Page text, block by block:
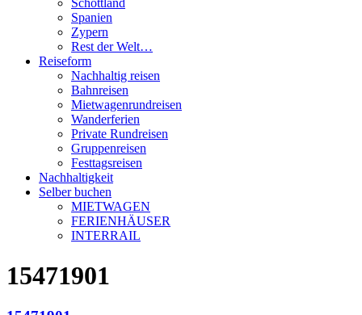
Schottland
Spanien
Zypern
Rest der Welt…
Reiseform
Nachhaltig reisen
Bahnreisen
Mietwagenrundreisen
Wanderferien
Private Rundreisen
Gruppenreisen
Festtagsreisen
Nachhaltigkeit
Selber buchen
MIETWAGEN
FERIENHÄUSER
INTERRAIL
15471901